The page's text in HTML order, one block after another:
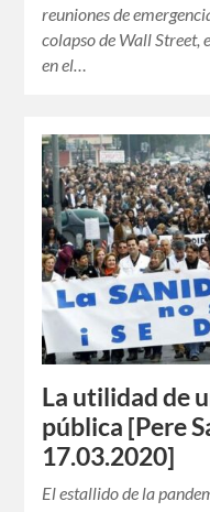
reuniones de
colapso de Wall Street,
en el…
La utilidad de
pública [Pere
17.03.2020]
El estallido de la